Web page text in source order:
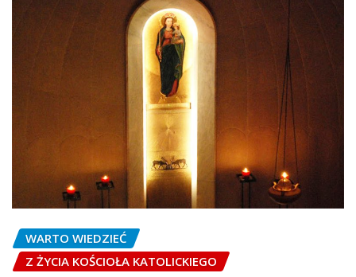
WARTO WIEDZIEĆ
Z ŻYCIA KOŚCIOŁA KATOLICKIEGO